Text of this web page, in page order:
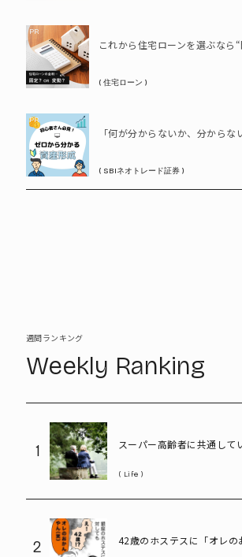
PR
( 住宅ローン )
PR
( SBIネオトレード証券 )
週間ランキング
Weekly Ranking
1
スーパー高齢者に共通して
Life
2
42歳のホステスに「オレの